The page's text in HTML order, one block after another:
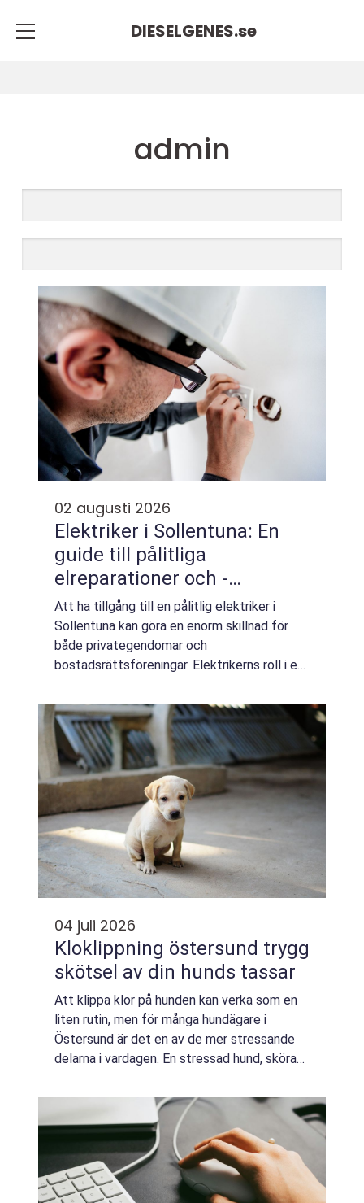
DIESELGENES.se
admin
02 augusti 2026
Elektriker i Sollentuna: En
guide till pålitliga
elreparationer och -
installationer
Att ha tillgång till en pålitlig elektriker i
Sollentuna kan göra en enorm skillnad för
både privategendomar och
bostadsrättsföreningar. Elektrikerns roll i ett
04 juli 2026
Kloklippning östersund trygg
skötsel av din hunds tassar
Att klippa klor på hunden kan verka som en
liten rutin, men för många hundägare i
Östersund är det en av de mer stressande
delarna i vardagen. En stressad hund, sköra
saken enklare. Samtidigt är regelb...